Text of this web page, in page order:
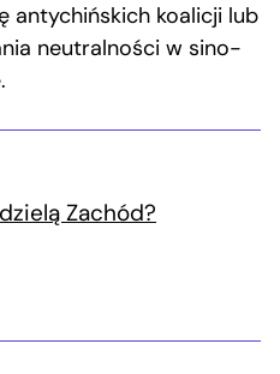
antychińskich koalicji lub
neutralności w sino-
Zachód?